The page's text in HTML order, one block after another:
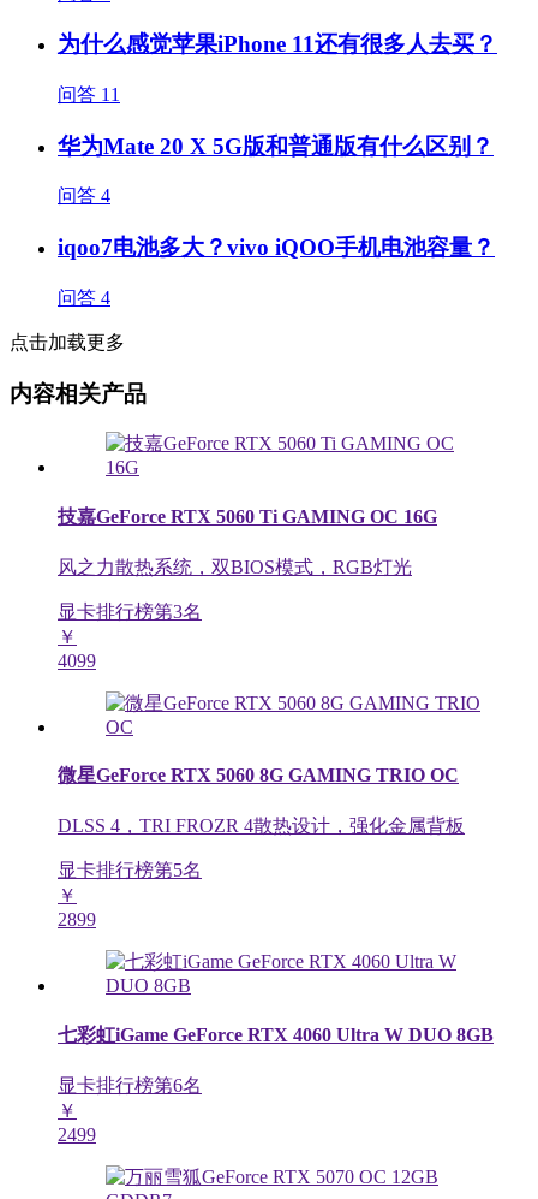
为什么感觉苹果iPhone 11还有很多人去买？
问答 11
华为Mate 20 X 5G版和普通版有什么区别？
问答 4
iqoo7电池多大？vivo iQOO手机电池容量？
问答 4
点击加载更多
内容相关产品
技嘉GeForce RTX 5060 Ti GAMING OC 16G
风之力散热系统，双BIOS模式，RGB灯光
显卡排行榜第3名
￥
4099
微星GeForce RTX 5060 8G GAMING TRIO OC
DLSS 4，TRI FROZR 4散热设计，强化金属背板
显卡排行榜第5名
￥
2899
七彩虹iGame GeForce RTX 4060 Ultra W DUO 8GB
显卡排行榜第6名
￥
2499